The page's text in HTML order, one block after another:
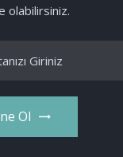
olabilirsiniz.
Ol